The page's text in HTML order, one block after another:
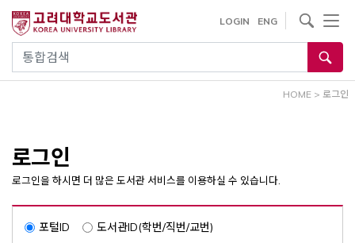
건
통합검색
LOGIN ENG
사이트내 검색
HOME > 로그인
로그인
로그인을 하시면 더 많은 도서관 서비스를 이용하실 수 있습니다.
포털ID 도서관ID(학번/직번/교번)